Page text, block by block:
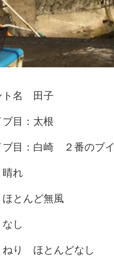
ト名 田子
ブ目：太根
ブ目：白崎 ２番のブイ
れ
とんど無風
し
ねり ほとんどなし